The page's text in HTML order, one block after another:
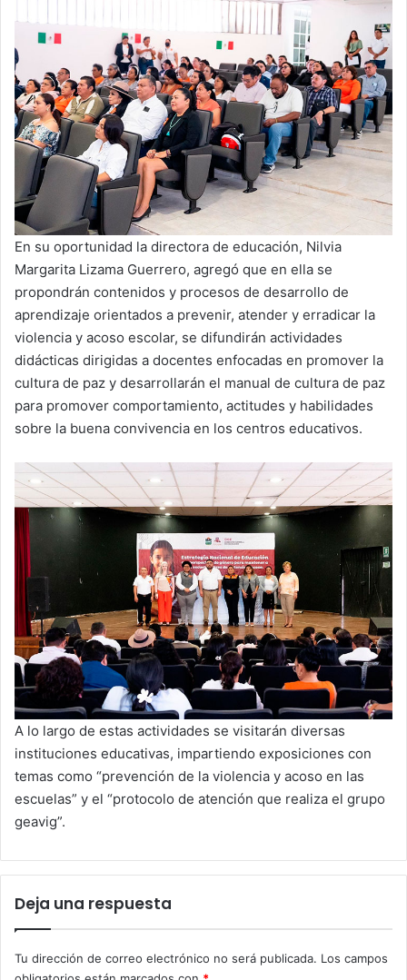
En su oportunidad la directora de educación, Nilvia
Margarita Lizama Guerrero, agregó que en ella se
propondrán contenidos y procesos de desarrollo de
aprendizaje orientados a prevenir, atender y erradicar la
violencia y acoso escolar, se difundirán actividades
didácticas dirigidas a docentes enfocadas en promover la
cultura de paz y desarrollarán el manual de cultura de paz
para promover comportamiento, actitudes y habilidades
sobre la buena convivencia en los centros educativos.
A lo largo de estas actividades se visitarán diversas
instituciones educativas, impartiendo exposiciones con
temas como “prevención de la violencia y acoso en las
escuelas” y el “protocolo de atención que realiza el grupo
geavig”.
Deja una respuesta
Tu dirección de correo electrónico no será publicada. Los campos